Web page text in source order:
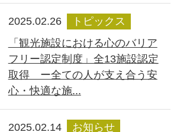
2025.02.26
トピックス
「観光施設における心のバリア
フリー認定制度」全13施設認定
取得 ー全ての人が支え合う安
心・快適な施...
2025.02.14
お知らせ